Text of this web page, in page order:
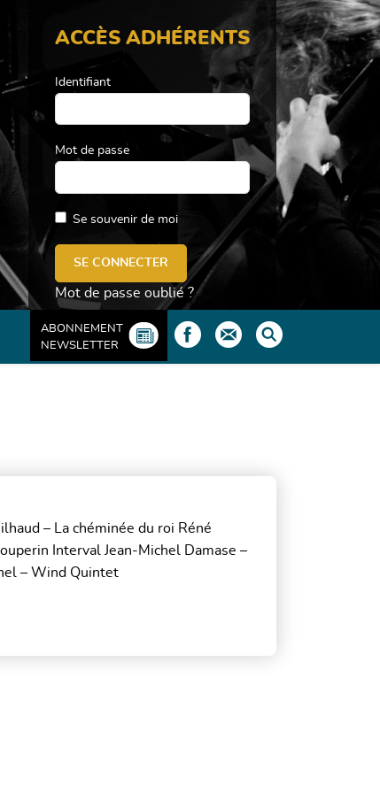
ABONNEMENT
NEWSLETTER
ACCÈS ADHÉRENTS
Identifiant
Mot de passe
Se souvenir de moi
Mot de passe oublié ?
– La chéminée du roi Réné
Interval Jean-Michel Damase –
– Wind Quintet